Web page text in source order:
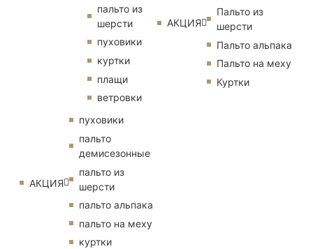
пальто из
шерсти
пуховики
куртки
плащи
ветровки
АКЦИЯ
пуховики
пальто
демисезонные
пальто из
шерсти
пальто альпака
пальто на меху
куртки
АКЦИЯ
Пальто из
шерсти
Пальто альпака
Пальто на меху
Куртки